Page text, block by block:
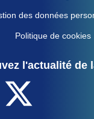
des données
Politique de cookies
l'actualité de